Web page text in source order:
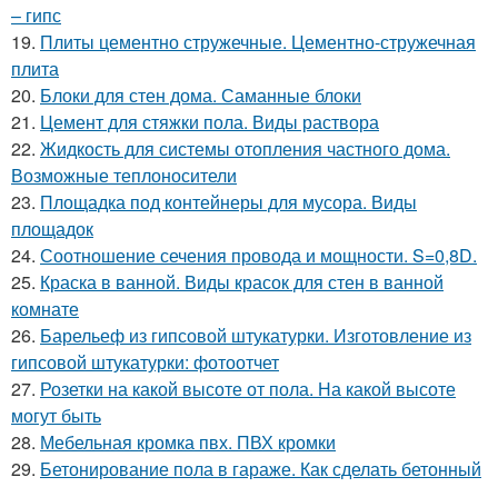
– гипс
19. Плиты цементно стружечные. Цементно-стружечная
плита
20. Блоки для стен дома. Саманные блоки
21. Цемент для стяжки пола. Виды раствора
22. Жидкость для системы отопления частного дома.
Возможные теплоносители
23. Площадка под контейнеры для мусора. Виды
площадок
24. Соотношение сечения провода и мощности. S=0,8D.
25. Краска в ванной. Виды красок для стен в ванной
комнате
26. Барельеф из гипсовой штукатурки. Изготовление из
гипсовой штукатурки: фотоотчет
27. Розетки на какой высоте от пола. На какой высоте
могут быть
28. Мебельная кромка пвх. ПВХ кромки
29. Бетонирование пола в гараже. Как сделать бетонный